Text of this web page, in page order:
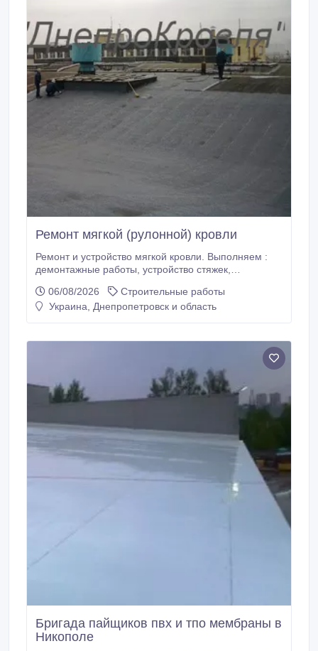
Ремонт мягкой (рулонной) кровли
Ремонт и устройство мягкой кровли. Выполняем :
демонтажные работы, устройство стяжек,
договор с гарантией на выполненные виды работ.
Выезд специалиста бесплатный!! (093)070-07-02.
06/08/2026
Строительные работы
Украина, Днепропетровск и область
Бригада пайщиков пвх и тпо мембраны в
Никополе